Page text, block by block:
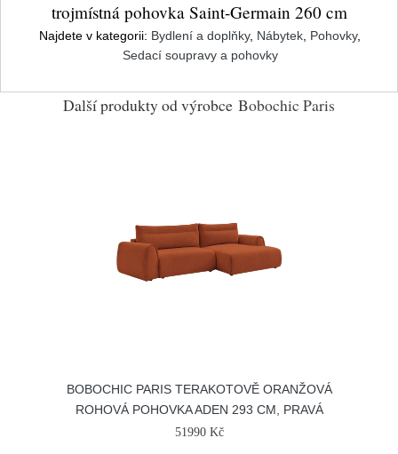
trojmístná pohovka Saint-Germain 260 cm
Najdete v kategorii: Bydlení a doplňky, Nábytek Pohovky,
Sedací soupravy a pohovky
Další produkty od výrobce Bobochic Paris
BOBOCHIC PARIS TERAKOTOVĚ ORANŽOVÁ
ROHOVÁ POHOVKA ADEN 293 CM, PRAVÁ
51990 Kč